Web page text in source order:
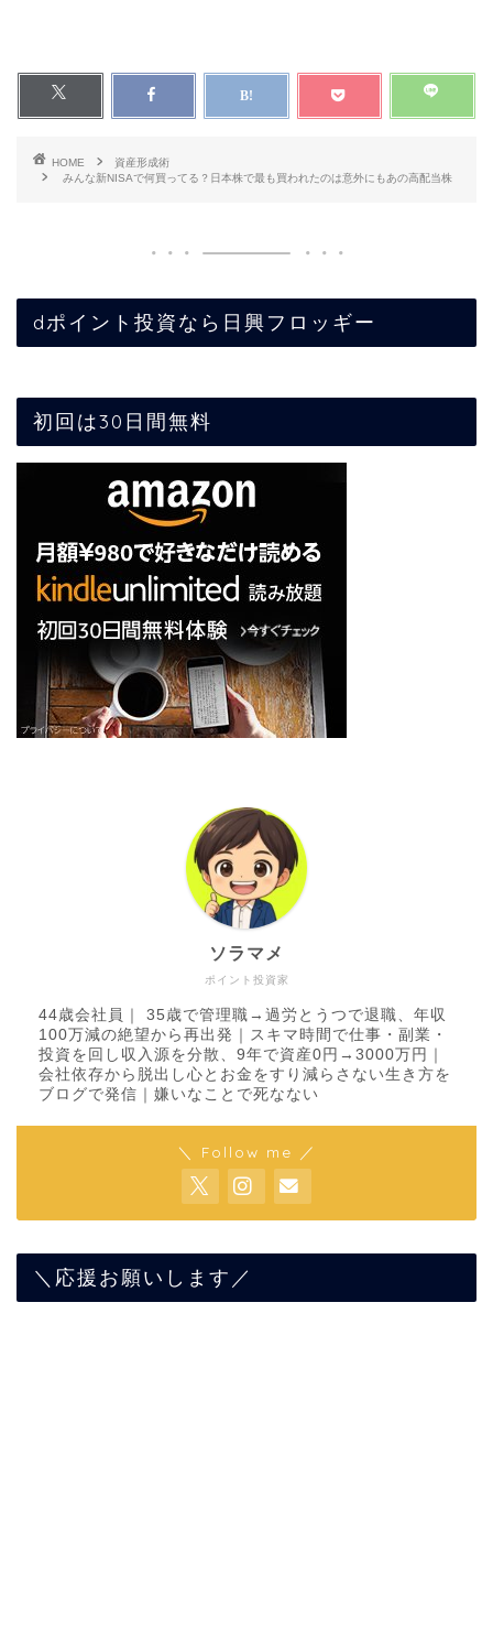
HOME
資産形成術
みんな新NISAで何買ってる？日本株で最も買われたのは意外にもあの高配当株
dポイント投資なら日興フロッギー
初回は30日間無料
ポイント投資家
ソラマメ
44歳会社員｜ 35歳で管理職→過労とうつで退職、年収
100万減の絶望から再出発｜スキマ時間で仕事・副業・
投資を回し収入源を分散、9年で資産0円→3000万円｜
会社依存から脱出し心とお金をすり減らさない生き方を
ブログで発信｜嫌いなことで死なない
＼ Follow me ／
＼応援お願いします／